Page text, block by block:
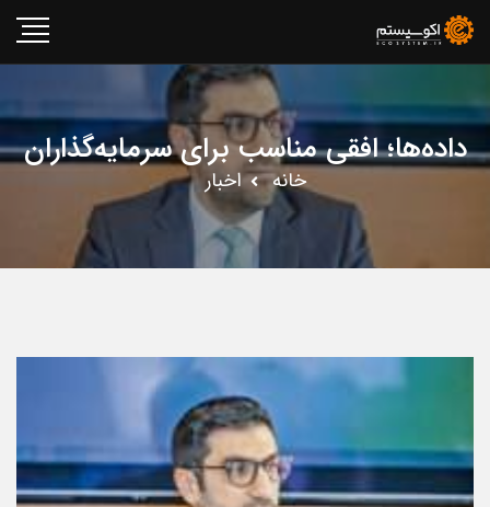
داده‌ها؛ افقی مناسب برای سرمایه‌گذاران
خانه اخبار